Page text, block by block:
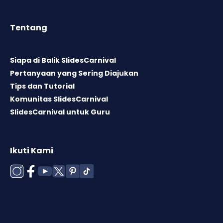
Tentang
Siapa di Balik SlidesCarnival
Pertanyaan yang Sering Diajukan
Tips dan Tutorial
Komunitas SlidesCarnival
SlidesCarnival untuk Guru
Ikuti Kami